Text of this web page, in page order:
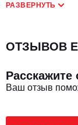
РАЗМЕРЫ
Макс. высота
Общая длина (с
РАЗВЕРНУТЬ
ОТЗЫВОВ
Расскажите
Ваш отзыв